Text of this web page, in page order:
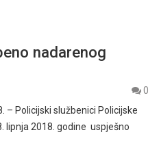
nadarenog
0
– Policijski službenici Policijske
lipnja 2018. godine uspješno